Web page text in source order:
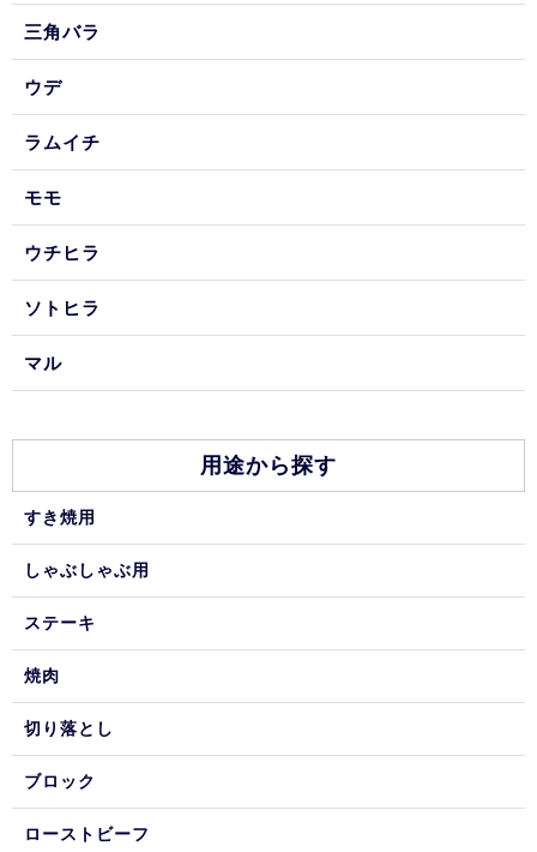
三角バラ
ウデ
ラムイチ
モモ
ウチヒラ
ソトヒラ
マル
用途から探す
すき焼用
しゃぶしゃぶ用
ステーキ
焼肉
切り落とし
ブロック
ローストビーフ